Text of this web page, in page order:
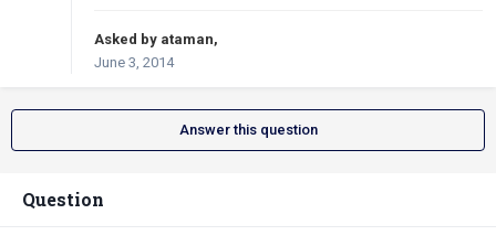
Asked by ataman,
June 3, 2014
Answer this question
Question